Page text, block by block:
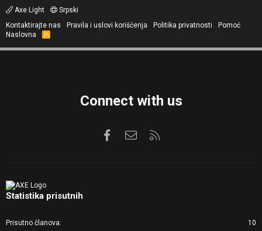
Axe Light
Srpski
Kontaktirajte nas
Pravila i uslovi korišćenja Politika privatnosti
Pomoć
Naslovna
R
S
Connect with us
FacebookKontaktirajte nas
Statistika prisutnih
Prisutno članova 10